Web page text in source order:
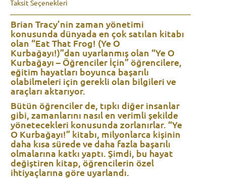
Taksit Seçenekleri
Brian Tracy’nin zaman yönetimi
konusunda dünyada en çok satılan kitabı
olan “Eat That Frog! (Ye O
Kurbağayı!)”dan uyarlanmış olan “Ye O
Kurbağayı – Öğrenciler İçin” öğrencilere,
eğitim hayatları boyunca başarılı
olabilmeleri için gerekli olan bilgileri ve
araçları aktarıyor.
Bütün öğrenciler de, tıpkı diğer insanlar
gibi, zamanlarını nasıl en verimli şekilde
yönetecekleri konusunda zorlanırlar. “Ye
O Kurbağayı!” kitabı, milyonlarca kişinin
daha kısa sürede ve daha fazla başarılı
olmalarına katkı yaptı. Şimdi, bu hayat
değiştiren kitap, öğrencilerin özel
ihtiyaçlarına göre uyarlandı.